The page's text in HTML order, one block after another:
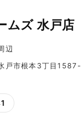
ムズ 水戸店
辺
戸市根本3丁目1587-